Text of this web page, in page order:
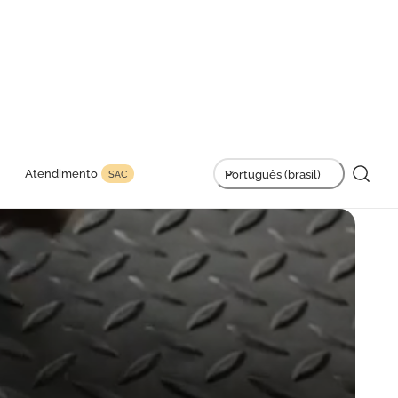
Atendimento SAC
L
i
n
g
u
a
g
Português (brasil)